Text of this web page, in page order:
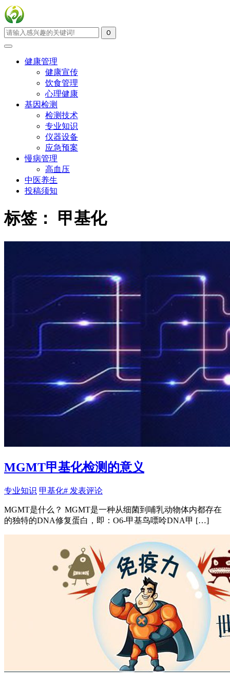
健康管理
健康宣传
饮食管理
心理健康
基因检测
检测技术
专业知识
仪器设备
应急预案
慢病管理
高血压
中医养生
投稿须知
标签： 甲基化
MGMT甲基化检测的意义
专业知识 甲基化# 发表评论
MGMT是什么？ MGMT是一种从细菌到哺乳动物体内都存在
的独特的DNA修复蛋白，即：O6-甲基鸟嘌呤DNA甲 […]